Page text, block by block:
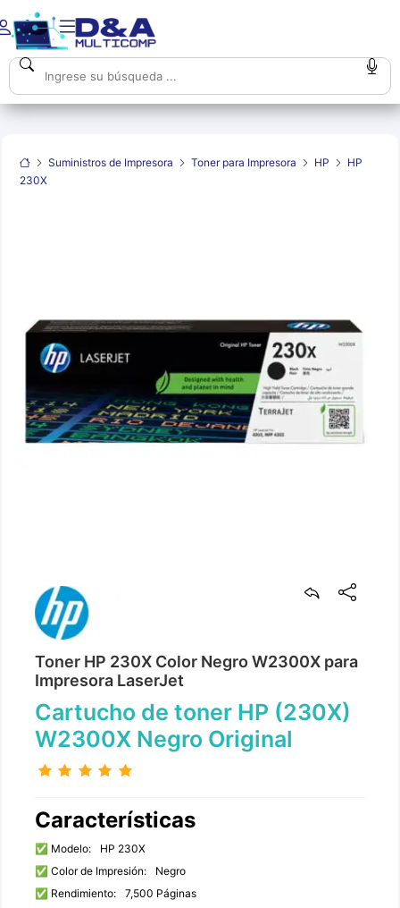
Suministros de Impresora Toner para Impresora HP
HP
230X
Toner HP 230X Color Negro W2300X para
Impresora LaserJet
Cartucho de toner HP (230X)
W2300X Negro Original
Características
✅ Modelo:
HP 230X
✅ Color de Impresión:
Negro
✅ Rendimiento:
7,500 Páginas